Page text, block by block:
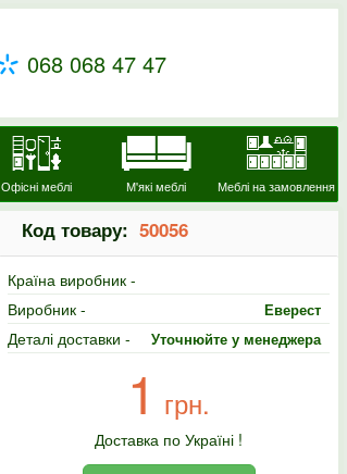
068 068 47 47
Офісні меблі М'які меблі Меблі на замовлення
Код товару: 50056
Країна виробник -
Виробник -
Еверест
Деталі доставки - Уточнюйте у менеджера
1 грн.
Доставка по Україні !